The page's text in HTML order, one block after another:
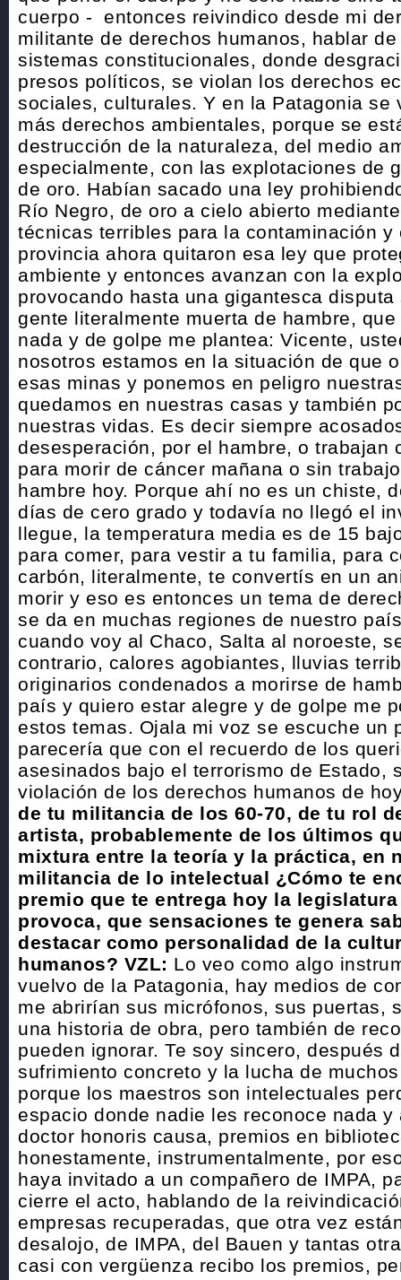
cuerpo - entonces reivindico desde mi
militante de derechos humanos, hablar
sistemas constitucionales, donde
presos políticos, se violan los derechos
sociales, culturales. Y en la Patagonia se
más derechos ambientales, porque se
destrucción de la naturaleza, del medio
especialmente, con las explotaciones de
de oro. Habían sacado una ley
Río Negro, de oro a cielo abierto
técnicas terribles para la contaminación y
provincia ahora quitaron esa ley que
ambiente y entonces avanzan con la
provocando hasta una gigantesca
gente literalmente muerta de hambre,
nada y de golpe me plantea: Vicente,
nosotros estamos en la situación de que
esas minas y ponemos en peligro
quedamos en nuestras casas y también
nuestras vidas. Es decir siempre
desesperación, por el hambre, o trabajan
para morir de cáncer mañana o sin
hambre hoy. Porque ahí no es un chiste,
días de cero grado y todavía no llegó el
llegue, la temperatura media es de 15
para comer, para vestir a tu familia, para
carbón, literalmente, te convertís en un
morir y eso es entonces un tema de
se da en muchas regiones de nuestro
cuando voy al Chaco, Salta al noroeste,
contrario, calores agobiantes, lluvias
originarios condenados a morirse de
país y quiero estar alegre y de golpe me
estos temas. Ojala mi voz se escuche un
parecería que con el recuerdo de los
asesinados bajo el terrorismo de Estado,
violación de los derechos humanos de
de tu militancia de los 60-70, de tu rol
artista, probablemente de los últimos
mixtura entre la teoría y la práctica, en
militancia de lo intelectual ¿Cómo te
premio que te entrega hoy la
provoca, que sensaciones te genera
destacar como personalidad de la
humanos? VZL: Lo veo como algo
vuelvo de la Patagonia, hay medios de
me abrirían sus micrófonos, sus puertas,
una historia de obra, pero también de
pueden ignorar. Te soy sincero, después
sufrimiento concreto y la lucha de
porque los maestros son intelectuales
espacio donde nadie les reconoce nada y
doctor honoris causa, premios en
honestamente, instrumentalmente, por
haya invitado a un compañero de IMPA,
cierre el acto, hablando de la
empresas recuperadas, que otra vez
desalojo, de IMPA, del Bauen y tantas
casi con vergüenza recibo los premios,